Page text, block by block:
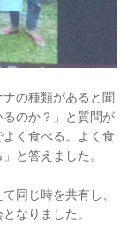
の種類があると聞
のか？」と質問が
く食べる。よく食
と答えました。
同じ時を共有し、
なりました。